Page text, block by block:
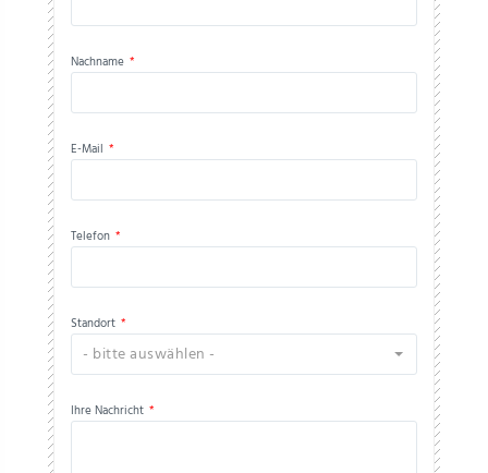
Nachname *
E-Mail *
Telefon *
Standort *
- bitte auswählen -
Ihre Nachricht *